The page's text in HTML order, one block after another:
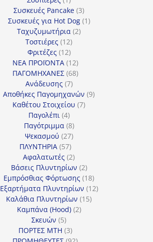
προϊόν
Συσκευές Pancake 33
προϊόντα
Συσκευές για Hot Dog 11
Ταχυζυμωτήρια 22
Τοστιέρες 1212
προϊόντα
Φριτέζες 1212
προϊόντα
ΝΕΑ ΠΡΟΪΟΝΤΑ 1212
προϊόντα
ΠΑΓΟΜΗΧΑΝΕΣ 6868
Ανάδευσης 77
προϊόντα
Αποθήκες Παγομηχανών 99
Καθέτου Στοιχείου 77
Παγολέπι 44
προϊόντα
Παγότριμμα 88
προϊόντα
Ψεκασμού 2727
προϊόντα
ΠΛΥΝΤΗΡΙΑ 5757
προϊόντα
Αφαλατωτές 22
προϊόντα
Βάσεις Πλυντηρίων 22
προϊόντα
Εμπρόσθιας Φόρτωσης 1818
προϊόντα
Εξαρτήματα Πλυντηρίων 1212
Καλάθια Πλυντηρίων 1515
Καμπάνα (Hood) 22
Σκευών 55
προϊόντα
ΠΟΡΤΕΣ MTH 33
προϊόντα
92